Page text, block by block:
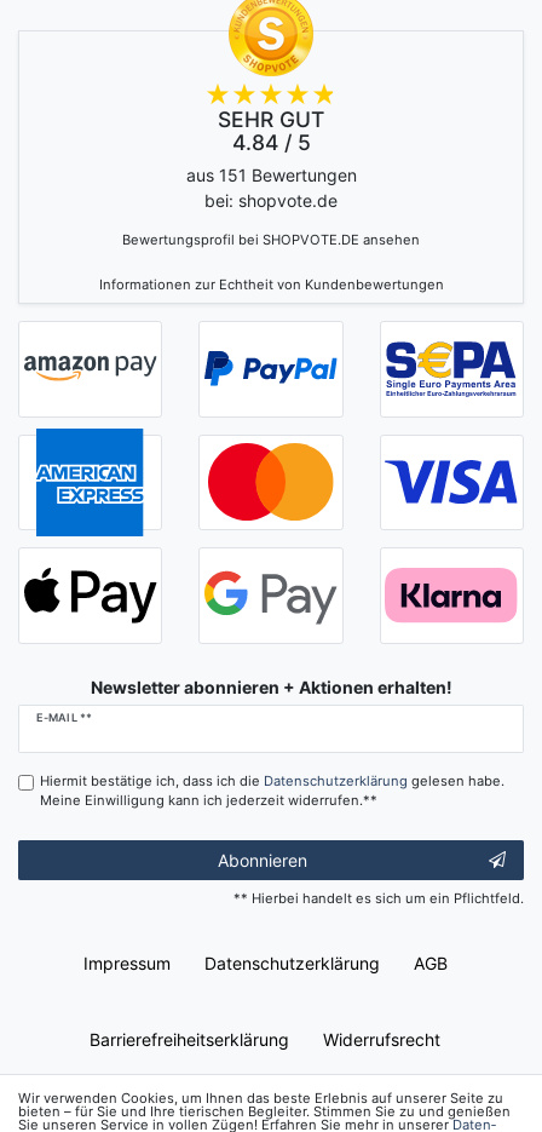
SEHR GUT
4.84 / 5
aus 151 Bewertungen
bei: shopvote.de
Bewertungsprofil bei SHOPVOTE.DE ansehen
Informationen zur Echtheit von Kundenbewertungen
Newsletter abonnieren + Aktionen erhalten!
E-MAIL **
Newsletter
Hiermit bestätige ich, dass ich die Daten­schutz­erklärung gelesen habe.
Meine Einwilligung kann ich jederzeit widerrufen.**
Abonnieren
** Hierbei handelt es sich um ein Pflichtfeld.
Impressum Daten­schutz­erklärung AGB
Barrierefreiheitserklärung Widerrufs­recht
Vertrag widerrufen Kontakt
Wir verwenden Cookies, um Ihnen das beste Erlebnis auf unserer Seite zu
bieten – für Sie und Ihre tierischen Begleiter. Stimmen Sie zu und genießen
Sie unseren Service in vollen Zügen! Erfahren Sie mehr in unsererDaten­